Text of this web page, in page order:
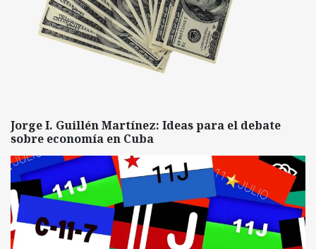
Jorge I. Guillén Martínez: Ideas para el debate
sobre economía en Cuba